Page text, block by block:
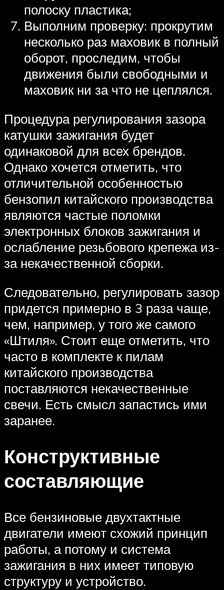
полоску пластика;
Выполним проверку: прокрутим
несколько раз маховик в полный
оборот, проследим, чтобы
движения были свободными и
маховик ни за что не цеплялся.
Процедура регулирования зазора
катушки зажигания будет
одинаковой для всех брендов.
Однако хочется отметить, что
отличительной особенностью
бензопил китайского производства
являются частые поломки
электронных блоков зажигания и
ослабление резьбового крепежа из-
за некачественной сборки.
Следовательно, регулировать зазор
придется примерно в 3 раза чаще,
чем, например, у того же самого
«Штиля». Стоит еще отметить, что
часто в комплекте к пилам
китайского производства
поставляются некачественные
свечи. Есть смысл запастись ими
заранее.
Конструктивные
составляющие
Все бензиновые двухтактные
двигатели имеют схожий принцип
работы, а потому и система
зажигания в них имеет типовую
структуру и устройство.